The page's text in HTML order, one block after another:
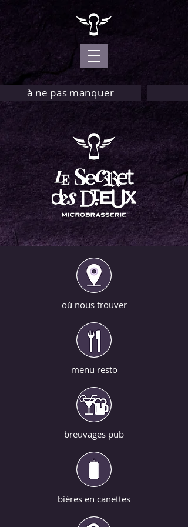
à ne pas manquer
où nous trouver
menu resto
breuvages pub
bières en canettes